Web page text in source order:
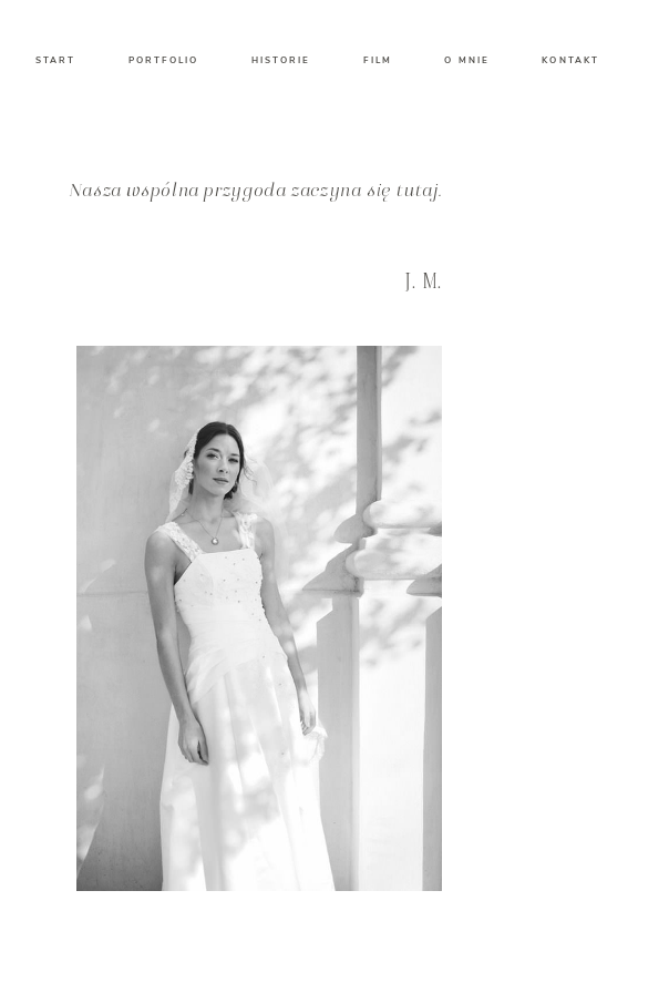
START PORTFOLIO HISTORIE FILM O MNIE KONTAKT
Nasza wspólna przygoda zaczyna się tutaj.
J. M.